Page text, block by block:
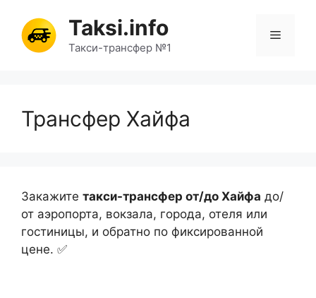
содержимому
Taksi.info
Такси-трансфер №1
Меню
Трансфер Хайфа
Закажите такси-трансфер от/до Хайфа до/
от аэропорта, вокзала, города, отеля или
гостиницы, и обратно по фиксированной
цене. ✅